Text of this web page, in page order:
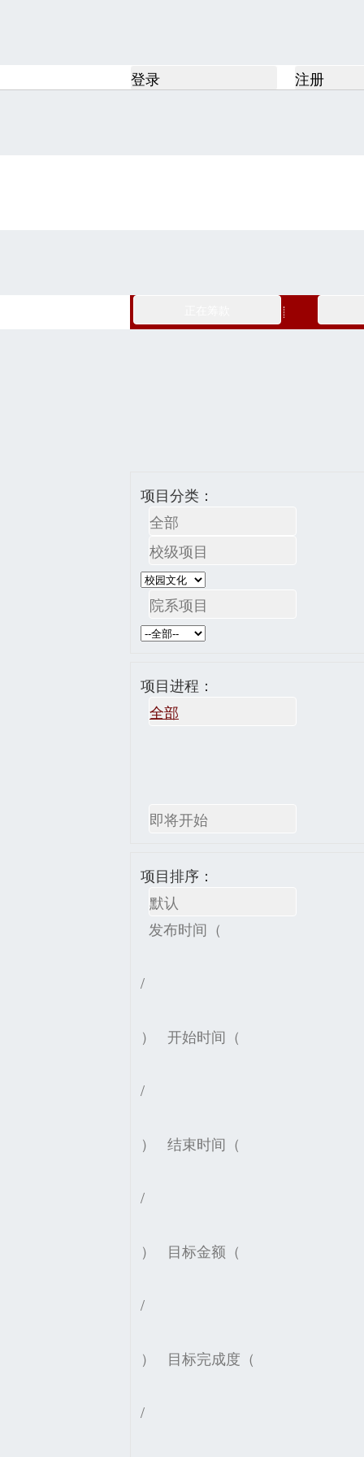
登录 注册
项目分类：
全部
校级项目
院系项目
项目进程：
全部
即将开始
项目排序：
默认
发布时间（
/
） 开始时间（
/
） 结束时间（
/
） 目标金额（
/
） 目标完成度（
/